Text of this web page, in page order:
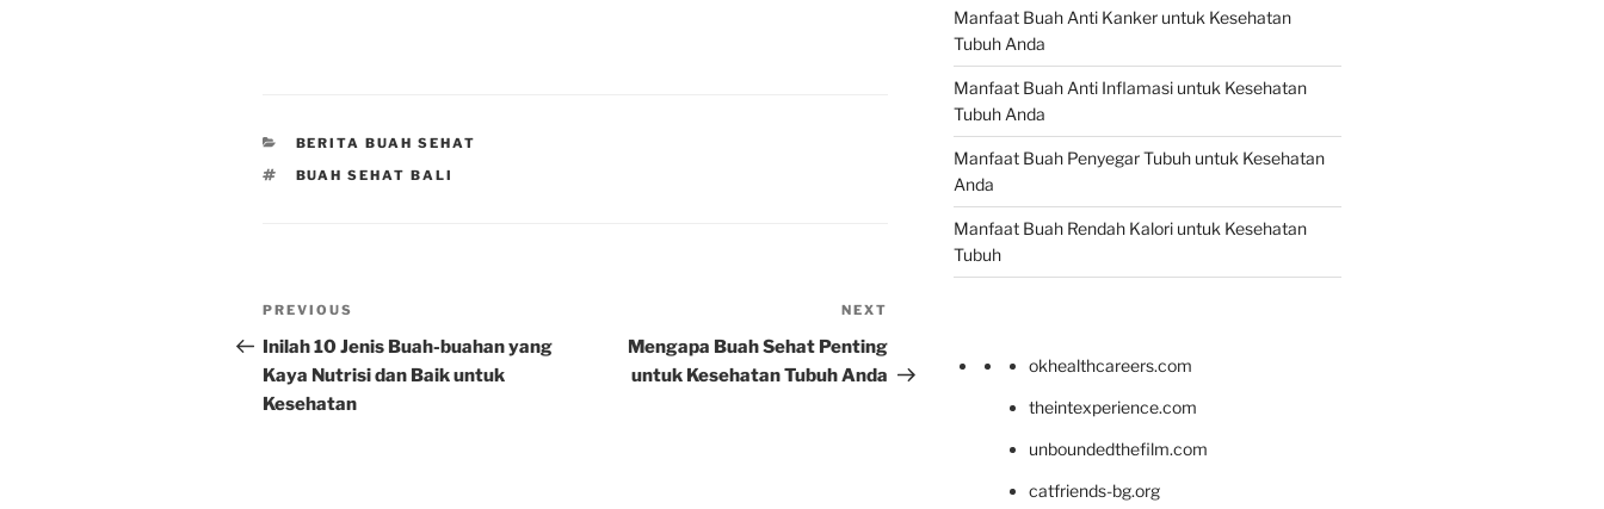
CATEGORIES
BERITA BUAH SEHAT
TAGS
BUAH SEHAT BALI
Post
navigation
Previous
Post
PREVIOUS
Inilah 10 Jenis Buah-buahan yang
Kaya Nutrisi dan Baik untuk
Kesehatan
Post
NEXT
Mengapa Buah Sehat Penting
untuk Kesehatan Tubuh Anda
Manfaat Buah Anti Kanker untuk Kesehatan
Tubuh Anda
Manfaat Buah Anti Inflamasi untuk Kesehatan
Tubuh Anda
Manfaat Buah Penyegar Tubuh untuk Kesehatan
Anda
Manfaat Buah Rendah Kalori untuk Kesehatan
Tubuh
okhealthcareers.com
theintexperience.com
unboundedthefilm.com
catfriends-bg.org